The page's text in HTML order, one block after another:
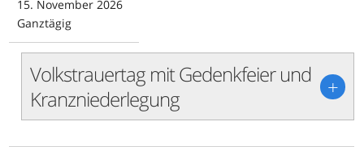
15. November 2026
Ganztägig
Volkstrauertag mit Gedenkfeier und
Kranzniederlegung
+